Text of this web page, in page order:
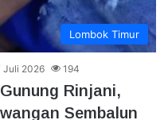
Lombok Timur
Juli 2026 194
Rinjani,
Sembalun